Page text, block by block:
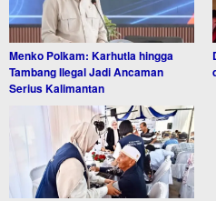
Menko Polkam: Karhutla hingga
Tambang Ilegal Jadi Ancaman
Serius Kalimantan